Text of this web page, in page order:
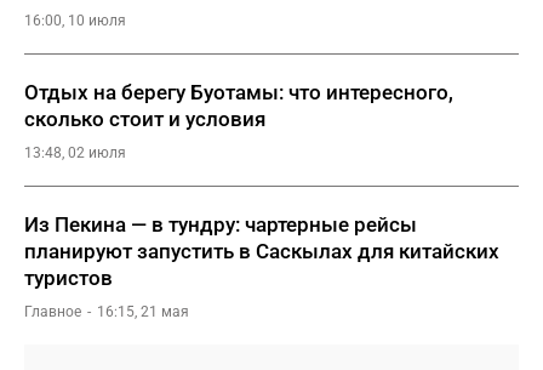
16:00, 10 июля
Отдых на берегу Буотамы: что интересного,
сколько стоит и условия
13:48, 02 июля
Из Пекина — в тундру: чартерные рейсы
планируют запустить в Саскылах для китайских
туристов
Главное 16:15, 21 мая